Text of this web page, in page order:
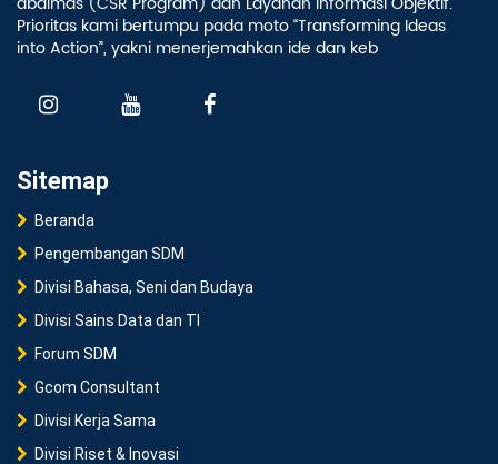
Prioritas kami bertumpu pada moto “Transforming Ideas
into Action”, yakni menerjemahkan ide dan keb
Sitemap
Beranda
Pengembangan SDM
Divisi Bahasa, Seni dan Budaya
Divisi Sains Data dan TI
Forum SDM
Gcom Consultant
Divisi Kerja Sama
Divisi Riset & Inovasi